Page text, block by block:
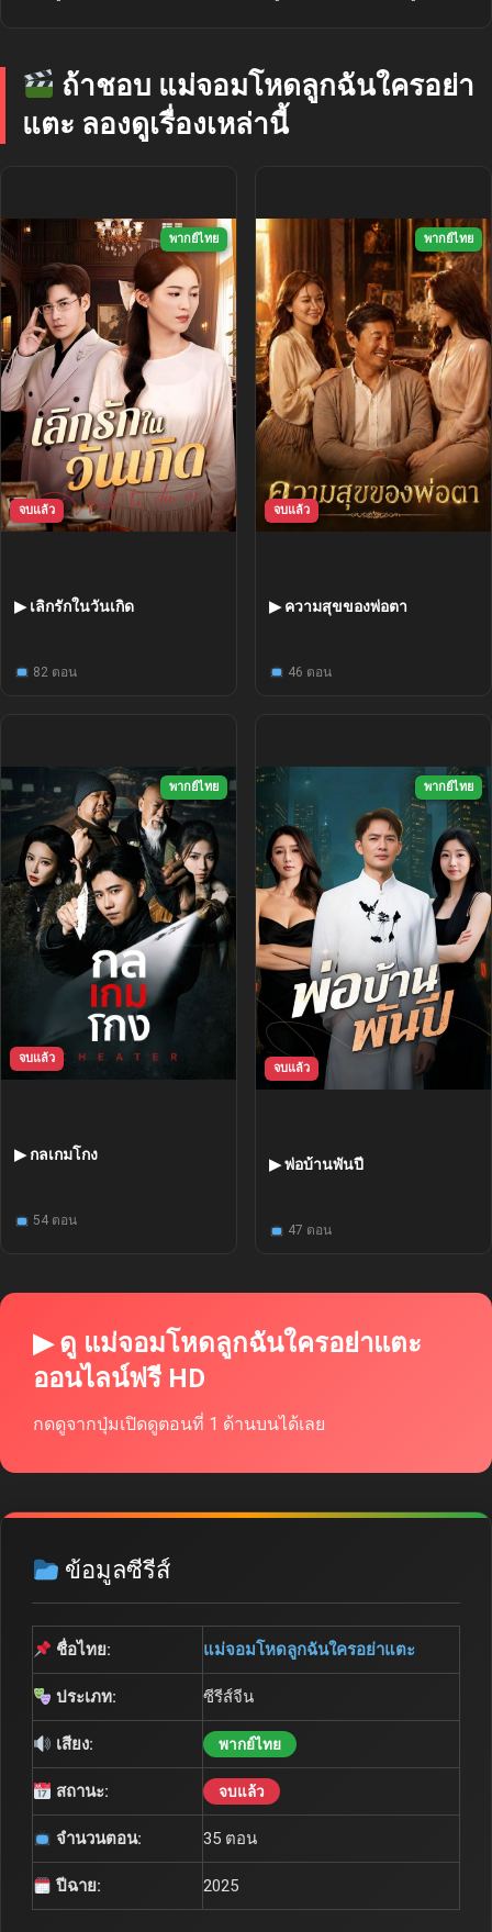
ถ้าชอบ แม่จอมโหดลูกฉันใครอย่า
แตะ ลองดูเรื่องเหล่านี้
พากย์ไทย
จบแล้ว
▶ เลิกรักในวันเกิด
82 ตอน
พากย์ไทย
จบแล้ว
▶ ความสุขของพ่อตา
46 ตอน
พากย์ไทย
จบแล้ว
▶ กลเกมโกง
54 ตอน
พากย์ไทย
จบแล้ว
▶ พ่อบ้านพันปี
47 ตอน
▶ ดู แม่จอมโหดลูกฉันใครอย่าแตะ
ออนไลน์ฟรี HD
กดดูจากปุ่มเปิดดูตอนที่ 1 ด้านบนได้เลย
ข้อมูลซีรีส์
ชื่อไทย: แม่จอมโหดลูกฉันใครอย่าแตะ
ประเภท: ซีรีส์จีน
เสียง: พากย์ไทย
สถานะ: จบแล้ว
จำนวนตอน: 35 ตอน
ปีฉาย: 2025